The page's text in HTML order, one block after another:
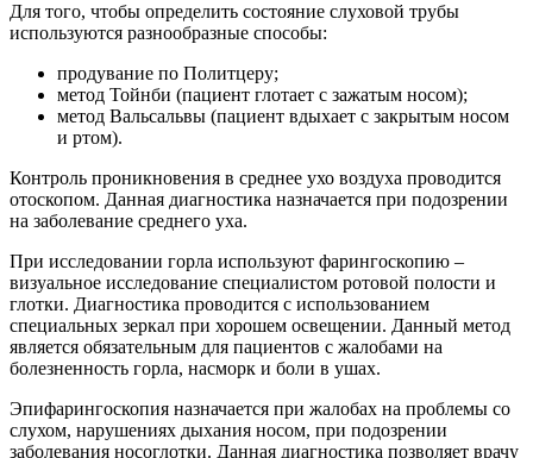
Для того, чтобы определить состояние слуховой трубы
используются разнообразные способы:
продувание по Политцеру;
метод Тойнби (пациент глотает с зажатым носом);
метод Вальсальвы (пациент вдыхает с закрытым носом
и ртом).
Контроль проникновения в среднее ухо воздуха проводится
отоскопом. Данная диагностика назначается при подозрении
на заболевание среднего уха.
При исследовании горла используют фарингоскопию –
визуальное исследование специалистом ротовой полости и
глотки. Диагностика проводится с использованием
специальных зеркал при хорошем освещении. Данный метод
является обязательным для пациентов с жалобами на
болезненность горла, насморк и боли в ушах.
Эпифарингоскопия назначается при жалобах на проблемы со
слухом, нарушениях дыхания носом, при подозрении
заболевания носоглотки. Данная диагностика позволяет врачу